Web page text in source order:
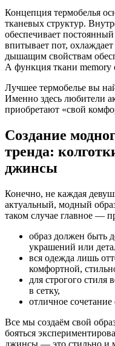
Концепция термобелья
тканевых структур.
обеспечивает
впитывает пот,
дышащим свойствам
А функция ткани memory
Лучшее термобелье вы
Именно здесь любители
приобретают «свой
Создание
тренда:
джинсы
Конечно, не каждая
актуальный, модный
таком случае главное —
образ должен быть
украшений или
вся одежда лишь
комфортной,
для строгого стиля
в сетку,
отличное
Все мы создаём свой
бояться
джинсы — это стильно и